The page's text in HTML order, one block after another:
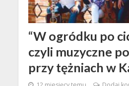
“W ogródku po
czyli muzyczne
przy tężniach w